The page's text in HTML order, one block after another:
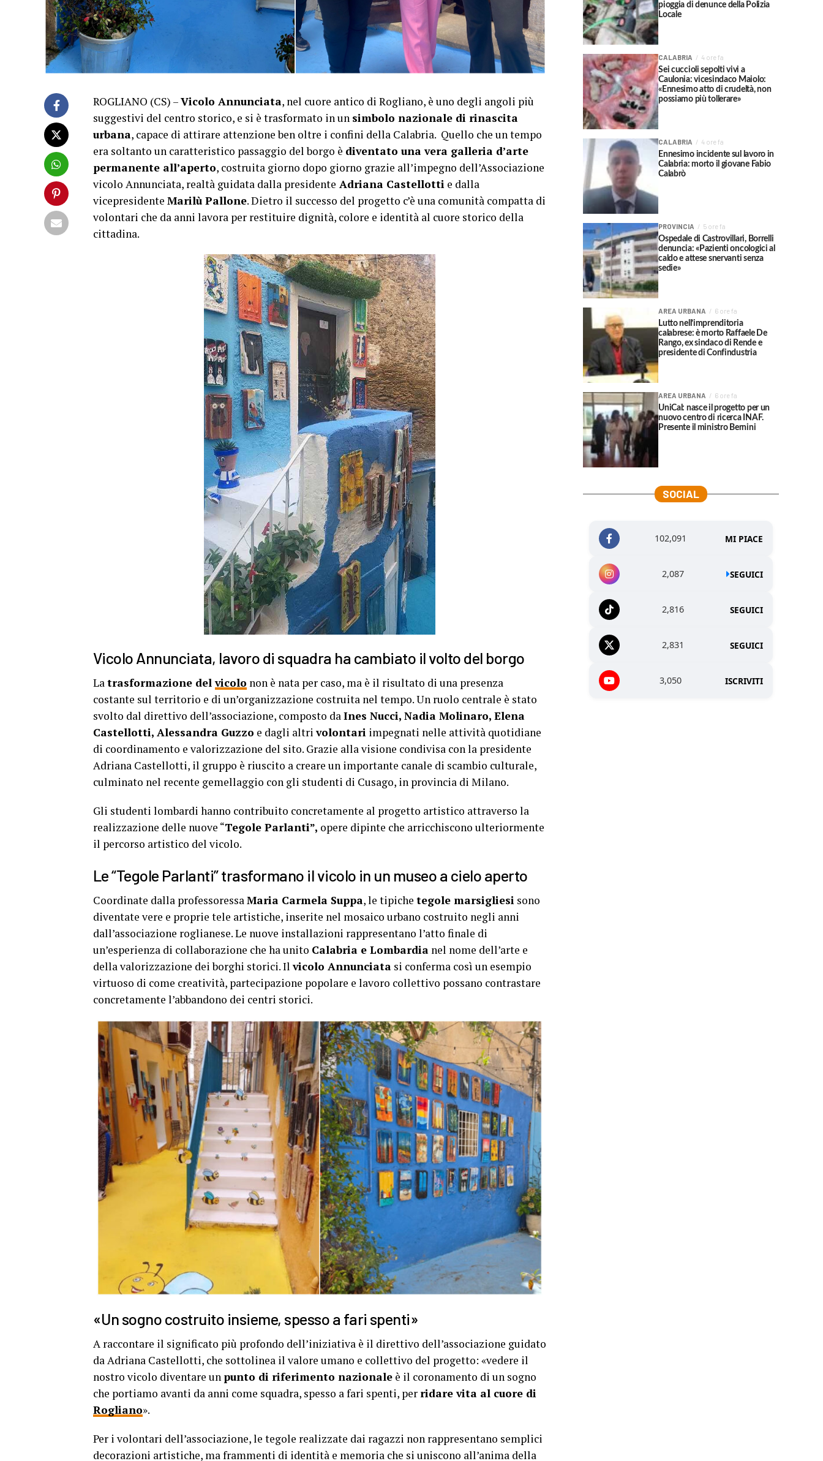
ROGLIANO (CS) –Vicolo Annunciata, nel cuore antico di Rogliano, è uno degli angoli più
suggestivi del centro storico, e si è trasformato in un simbolo nazionale di rinascita
urbana, capace di attirare attenzione ben oltre i confini della Calabria. Quello che un tempo
era soltanto un caratteristico passaggio del borgo è diventato una vera galleria d’arte
permanente all’aperto, costruita giorno dopo giorno grazie all’impegno dell’Associazione
vicolo Annunciata, realtà guidata dalla presidente Adriana Castellotti e dalla
vicepresidente Marilù Pallone. Dietro il successo del progetto c’è una comunità compatta di
volontari che da anni lavora per restituire dignità, colore e identità al cuore storico della
cittadina.
Vicolo Annunciata, lavoro di squadra ha cambiato il volto del borgo
Latrasformazione delvicolo non è nata per caso, ma è il risultato di una presenza
costante sul territorio e di un’organizzazione costruita nel tempo. Un ruolo centrale è stato
svolto dal direttivo dell’associazione, composto daInes Nucci, Nadia Molinaro, Elena
Castellotti, Alessandra Guzzo e dagli altrivolontari impegnati nelle attività quotidiane
di coordinamento e valorizzazione del sito. Grazie alla visione condivisa con la presidente
Adriana Castellotti, il gruppo è riuscito a creare un importante canale di scambio culturale,
culminato nel recente gemellaggio con gli studenti di Cusago, in provincia di Milano.
Gli studenti lombardi hanno contribuito concretamente al progetto artistico attraverso la
realizzazione delle nuove “Tegole Parlanti”, opere dipinte che arricchiscono ulteriormente
il percorso artistico del vicolo.
Le “Tegole Parlanti” trasformano il vicolo in un museo a cielo aperto
Coordinate dalla professoressaMaria Carmela Suppa, le tipiche tegole marsigliesi sono
diventate vere e proprie tele artistiche, inserite nel mosaico urbano costruito negli anni
dall’associazione roglianese. Le nuove installazioni rappresentano l’atto finale di
un’esperienza di collaborazione che ha unito Calabria e Lombardia nel nome dell’arte e
della valorizzazione dei borghi storici. Ilvicolo Annunciata si conferma così un esempio
virtuoso di come creatività, partecipazione popolare e lavoro collettivo possano contrastare
concretamente l’abbandono dei centri storici.
«Un sogno costruito insieme, spesso a fari spenti»
A raccontare il significato più profondo dell’iniziativa è il direttivo dell’associazione guidato
da Adriana Castellotti, che sottolinea il valore umano e collettivo del progetto: «vedere il
nostro vicolo diventare un punto di riferimento nazionale è il coronamento di un sogno
che portiamo avanti da anni come squadra, spesso a fari spenti, perridare vita al cuore di
Rogliano».
Per i volontari dell’associazione, le tegole realizzate dai ragazzi non rappresentano semplici
decorazioni artistiche, ma frammenti di identità e memoria che si uniscono all’anima della
pioggia di denunce della Polizia
Locale
CALABRIA 4 ore fa
Sei cuccioli sepolti vivi a
Caulonia: vicesindaco Maiolo:
«Ennesimo atto di crudeltà, non
possiamo più tollerare»
CALABRIA 4 ore fa
Ennesimo incidente sul lavoro in
Calabria: morto il giovane Fabio
Calabrò
PROVINCIA 5 ore fa
Ospedale di Castrovillari, Borrelli
denuncia: «Pazienti oncologici al
caldo e attese snervanti senza
sedie»
AREA URBANA 6 ore fa
Lutto nell’imprenditoria
calabrese: è morto Raffaele De
Rango, ex sindaco di Rende e
presidente di Confindustria
AREA URBANA 6 ore fa
UniCal: nasce il progetto per un
nuovo centro di ricerca INAF.
Presente il ministro Bernini
SOCIAL
102,091 MI PIACE
2,087 SEGUICI
2,816 SEGUICI
2,831 SEGUICI
3,050 ISCRIVITI